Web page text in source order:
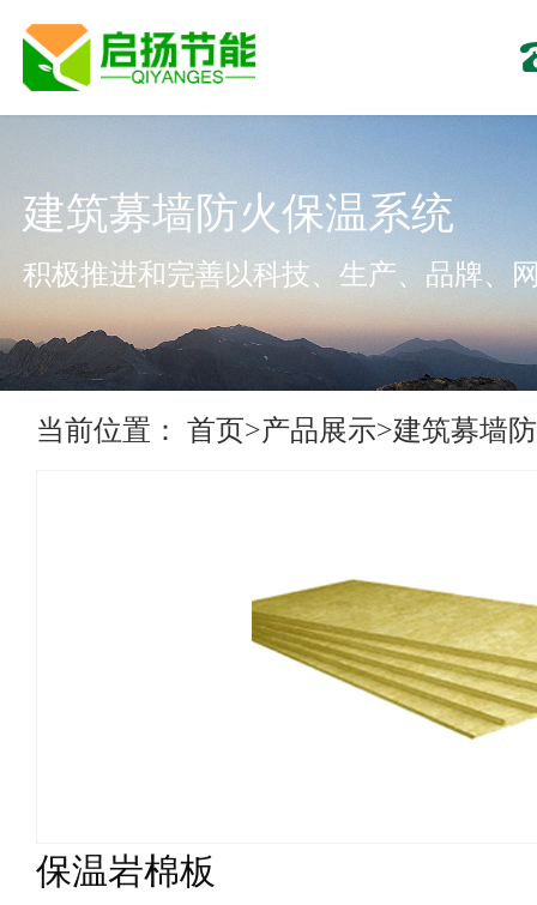
建筑募墙防火保温系统
积极推进和完善以科技、生产、品牌、
当前位置： 首页>产品展示>建筑募墙
保温岩棉板